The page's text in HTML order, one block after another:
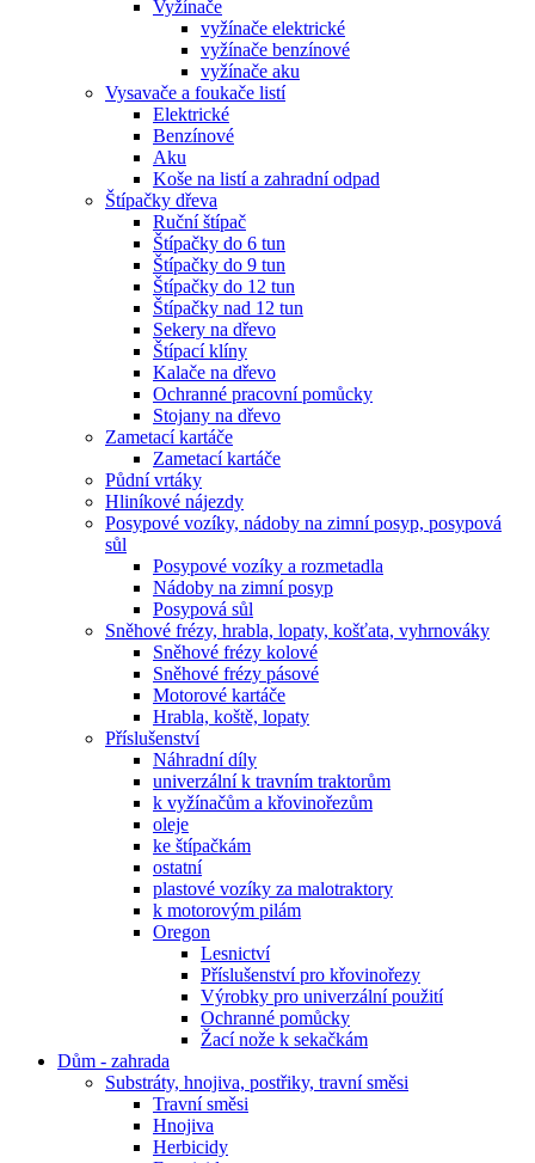
Vyžínače
vyžínače elektrické
vyžínače benzínové
vyžínače aku
Vysavače a foukače listí
Elektrické
Benzínové
Aku
Koše na listí a zahradní odpad
Štípačky dřeva
Ruční štípač
Štípačky do 6 tun
Štípačky do 9 tun
Štípačky do 12 tun
Štípačky nad 12 tun
Sekery na dřevo
Štípací klíny
Kalače na dřevo
Ochranné pracovní pomůcky
Stojany na dřevo
Zametací kartáče
Zametací kartáče
Půdní vrtáky
Hliníkové nájezdy
Posypové vozíky, nádoby na zimní posyp, posypová
sůl
Posypové vozíky a rozmetadla
Nádoby na zimní posyp
Posypová sůl
Sněhové frézy, hrabla, lopaty, košťata, vyhrnováky
Sněhové frézy kolové
Sněhové frézy pásové
Motorové kartáče
Hrabla, koště, lopaty
Příslušenství
Náhradní díly
univerzální k travním traktorům
k vyžínačům a křovinořezům
oleje
ke štípačkám
ostatní
plastové vozíky za malotraktory
k motorovým pilám
Oregon
Lesnictví
Příslušenství pro křovinořezy
Výrobky pro univerzální použití
Ochranné pomůcky
Žací nože k sekačkám
Dům - zahrada
Substráty, hnojiva, postřiky, travní směsi
Travní směsi
Hnojiva
Herbicidy